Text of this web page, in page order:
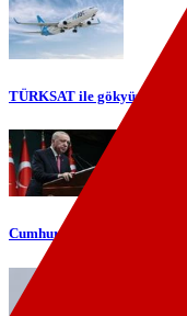
TÜRKSAT ile gökyüzünde
Cumhurbaşkanı